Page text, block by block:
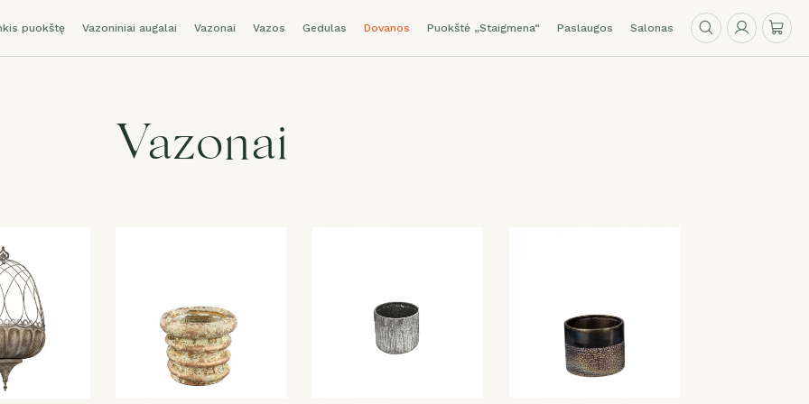
puokštę Vazoniniai augalai Vazonai Vazos Gedulas Dovanos Puokštė „Staigmena“ Paslaugos Salonas
Vazonai